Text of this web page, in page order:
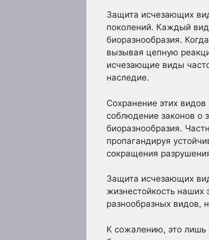
Защита исчезающих
поколений. Каждый
биоразнообразия.
вызывая цепную
исчезающие виды
наследие.
Сохранение этих
соблюдение законов о
биоразнообразия.
пропагандируя
сокращения
Защита исчезающих
жизнестойкость
разнообразных видов,
К сожалению, это